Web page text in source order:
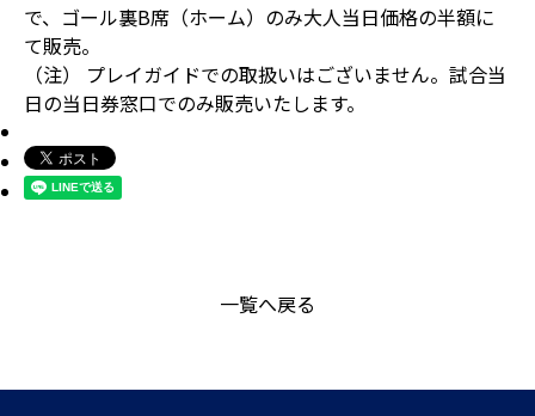
で、ゴール裏B席（ホーム）のみ大人当日価格の半額に
て販売。
（注） プレイガイドでの取扱いはございません。試合当
日の当日券窓口でのみ販売いたします。
一覧へ戻る